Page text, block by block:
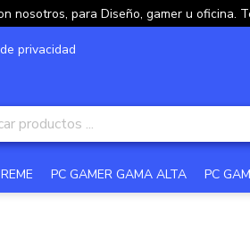
nosotros, para Diseño, gamer u oficina.
privacidad
PC GAMER GAMA ALTA PC